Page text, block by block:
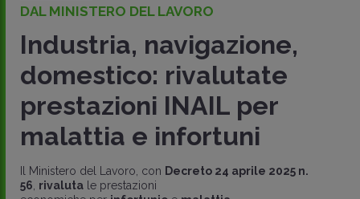
DALL'INPS
Massimali di
contribuzione: rivalutati i
valori per l’anno 2025
L’ INPS, con Circ. 30 gennaio 2025 n. 26, determina, per il
altrivaloriper il calcolo di t..